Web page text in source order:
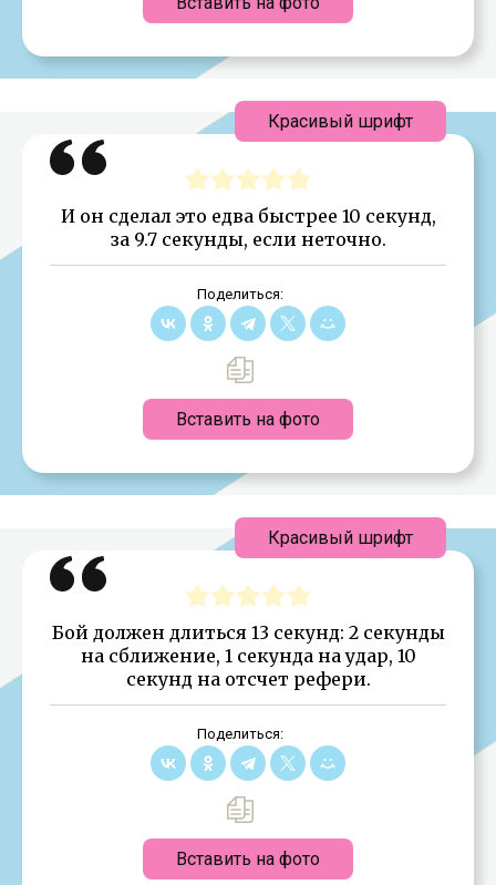
И он сделал это едва быстрее 10 секунд,
за 9.7 секунды, если неточно.
Поделиться:
Вставить на фото
Красивый шрифт
Бой должен длиться 13 секунд: 2 секунды
на сближение, 1 секунда на удар, 10
секунд на отсчет рефери.
Поделиться:
Вставить на фото
Красивый шрифт